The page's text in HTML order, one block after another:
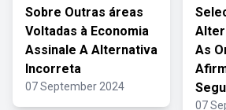
Sobre Outras áreas
Voltadas à Economia
Assinale A Alternativa
Incorreta
07 September 2024
As
07